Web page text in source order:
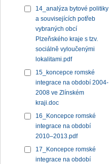
14_analýza bytové politiky
a souvisejících potřeb
vybraných obcí
Plzeňského kraje s tzv.
sociálně vyloučenými
lokalitami.pdf
15_koncepce romské
integrace na období 2004-
2008 ve Zlínském
kraji.doc
16_Koncepce romské
integrace na období
2010–2013.pdf
17_Koncepce romské
integrace na období